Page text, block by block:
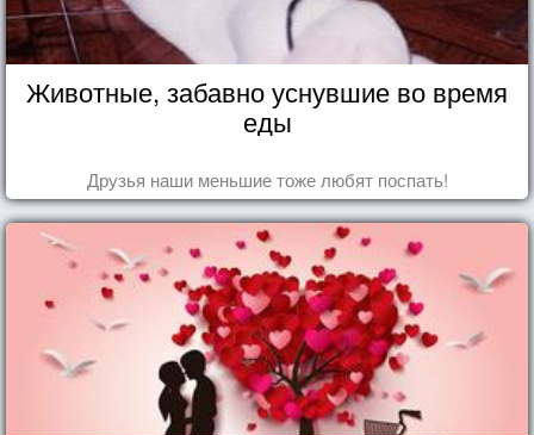
Животные, забавно уснувшие во время
еды
Друзья наши меньшие тоже любят поспать!